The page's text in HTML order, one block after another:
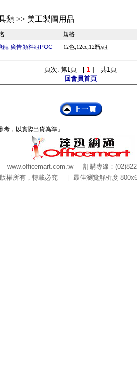
類 >> 美工製圖用品
規格
龍 廣告顏料組POC-
12色;12cc;12瓶/組
頁次: 第1頁 1| 共1頁
回會員首頁
考，以實際出貨為準』
www.officemart.com.tw訂購專線：
權所有，轉載必究 [ 最佳瀏覽解析度